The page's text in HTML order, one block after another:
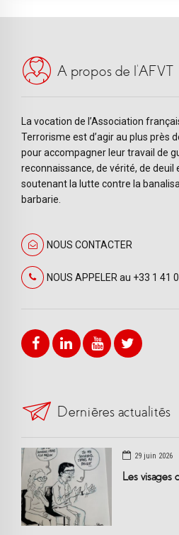
A propos de l’AFVT
La vocation de l’Association
Terrorisme est d’agir au plus près
pour accompagner leur travail de
reconnaissance, de vérité, de
soutenant la lutte contre la
barbarie.
NOUS CONTACTER
NOUS APPELER au +33 1 41
Dernières actualités
29 juin 2026
Les visages